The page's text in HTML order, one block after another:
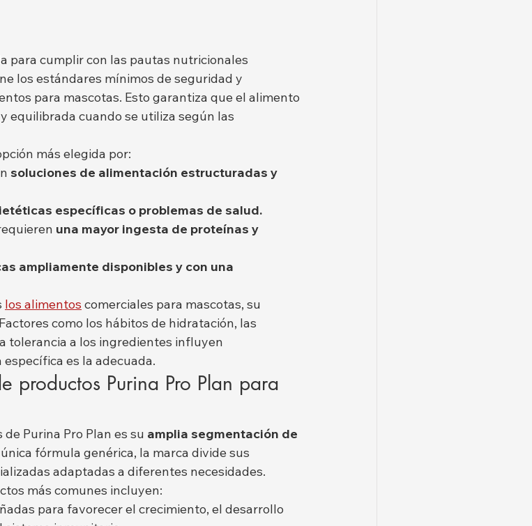
para cumplir con las pautas nutricionales
los estándares mínimos de seguridad y
para mascotas. Esto garantiza que el alimento
equilibrada cuando se utiliza según las
más elegida por:
soluciones de alimentación estructuradas y
específicas o problemas de salud.
una mayor ingesta de proteínas y
ampliamente disponibles y con una
los alimentos comerciales para mascotas, su
como los hábitos de hidratación, las
tolerancia a los ingredientes influyen
es la adecuada.
productos Purina Pro Plan para
Purina Pro Plan es su amplia segmentación de
fórmula genérica, la marca divide sus
adaptadas a diferentes necesidades.
más comunes incluyen:
para favorecer el crecimiento, el desarrollo